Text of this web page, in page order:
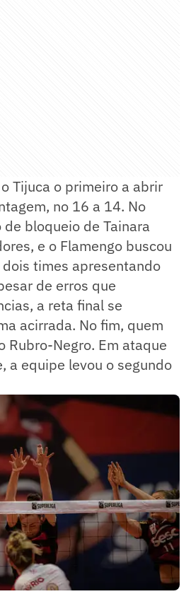
Tijuca o primeiro a abrir
no 16 a 14. No
bloqueio de Tainara
e o Flamengo buscou
times apresentando
de erros que
a reta final se
acirrada. No fim, quem
Rubro-Negro. Em ataque
a equipe levou o segundo